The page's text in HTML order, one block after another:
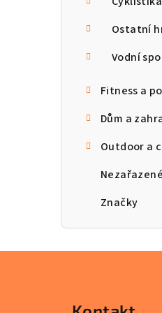
Ostatní
Vodní
Fitness a
Dům a
Outdoor a
Značky